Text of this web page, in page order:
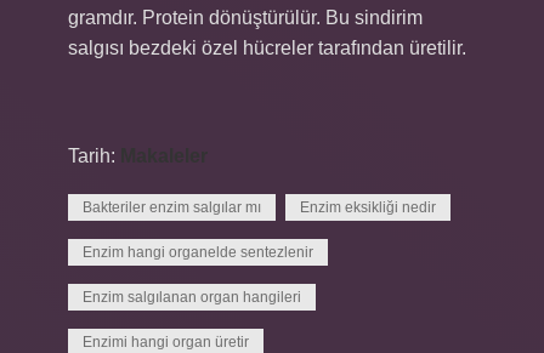
gramdır. Protein dönüştürülür. Bu sindirim
salgısı bezdeki özel hücreler tarafından üretilir.
Tarih:
Bakteriler enzim salgılar mı Enzim eksikliği nedir
Enzim hangi organelde sentezlenir
Enzim salgılanan organ hangileri
Enzimi hangi organ üretir